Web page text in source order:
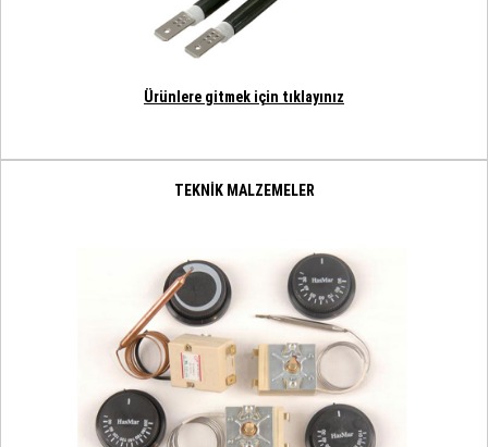
Ürünlere gitmek için tıklayınız
TEKNİK MALZEMELER